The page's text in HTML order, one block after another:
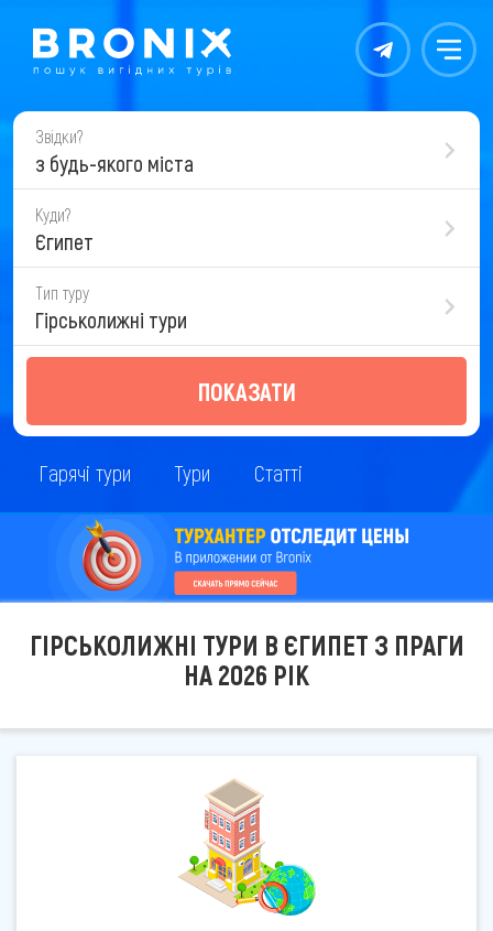
Контакты Меню
Звідки?
з будь-якого міста
Куди?
Єгипет
Тип туру
Гірськолижні тури
ПОКАЗАТИ
Гарячі тури Тури Статті
ГІРСЬКОЛИЖНІ ТУРИ В ЄГИПЕТ З ПРАГИ
НА 2026 РІК